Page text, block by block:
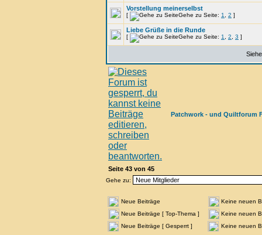
Vorstellung meinerselbst
[ Gehe zu Seite: 1 2 ]
Liebe Grüße in die Runde
[ Gehe zu Seite: 1 2 3 ]
Patchwork - und Quiltforum
Seite 43 von 45
Gehe zu:
Neue Beiträge
Keine neuen
Neue Beiträge [ Top-Thema ]
Keine neuen
Neue Beiträge [ Gesperrt ]
Keine neuen